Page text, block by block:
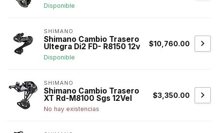
Disponible
SHIMANO
Shimano Cambio Trasero
Ultegra Di2 FD- R8150 12v
Disponible
$10,760.00
SHIMANO
Shimano Cambio Trasero
XT Rd-M8100 Sgs 12Vel
No hay existencias
$3,350.00